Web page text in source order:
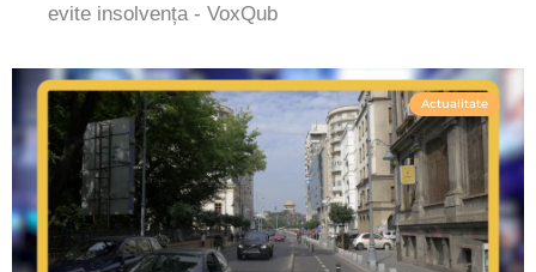
evite insolvența - VoxQub
Actualitate